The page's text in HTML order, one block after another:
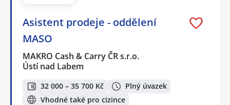
Asistent prodeje - oddělení
MASO
MAKRO Cash & Carry ČR s.r.o.
Ústí nad Labem
32 000 – 35 700 Kč
Plný úvazek
Vhodné také pro cizince